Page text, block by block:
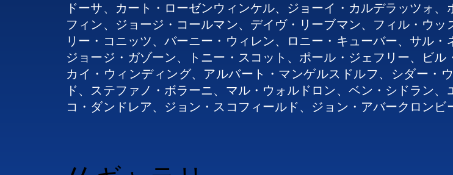
ドーサ、カート・ローゼンウィンケル、ジョーイ・カルデラッツォ
フィン、ジョージ・コールマン、デイヴ・リーブマン、フィル・ウッ
リー・コニッツ、バーニー・ウィレン、ロニー・キューバー、サル
ジョージ・ガゾーン、トニー・スコット、ポール・ジェフリー、ビル
カイ・ウィンディング、アルバート・マンゲルスドルフ、シダー・
ド、ステファノ・ボラーニ、マル・ウォルドロン、ベン・シドラン
コ・ダンドレア、ジョン・スコフィールド、ジョン・アバークロン